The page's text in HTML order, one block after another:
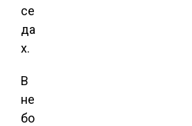
се
да
х.
В
не
бо